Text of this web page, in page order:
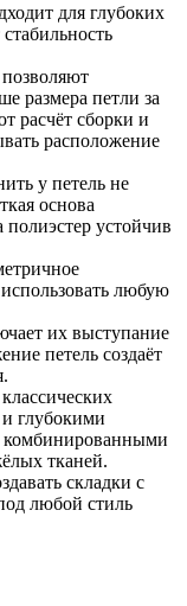
для глубоких
размера петли за
расчёт сборки и
расположение
у петель не
основа
устойчив
любую
их выступание
петель создаёт
глубокими
комбинированными
тканей.
складки с
любой стиль